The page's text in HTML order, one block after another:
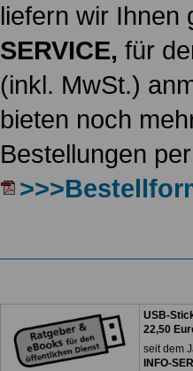
liefern wir
SERVICE, für
(inkl. MwSt.)
bieten noch
Bestellungen
USB-
22,50
seit dem
INFO-